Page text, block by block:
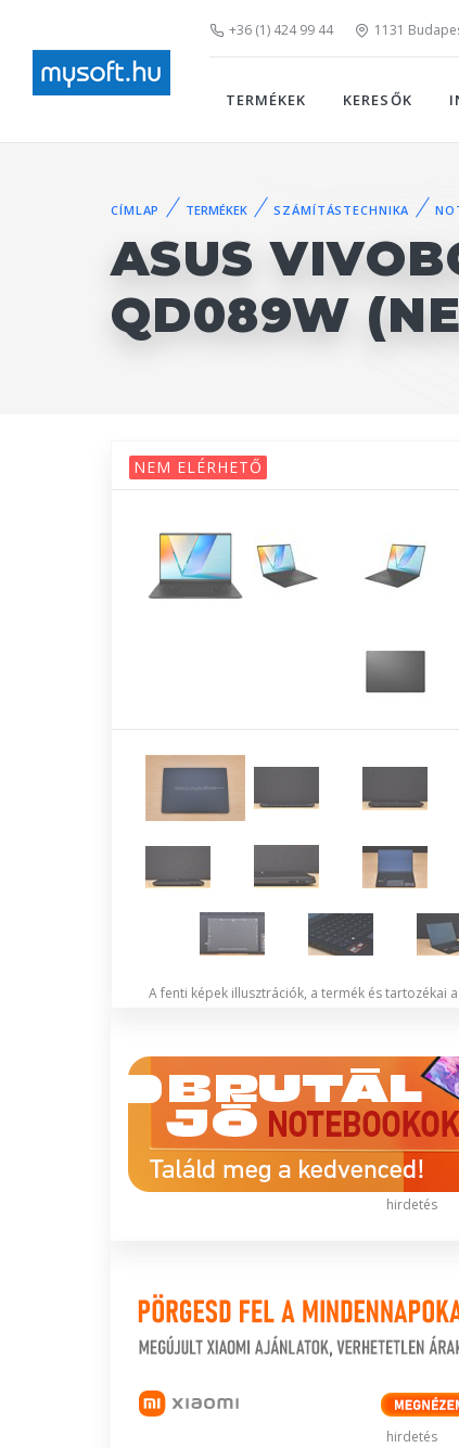
+36 (1) 424 99 44 1131
TERMÉKEK KERESŐK
CÍMLAP TERMÉKEK SZÁMÍTÁSTECHNIKA
ASUS
QD089W
NEM ELÉRHETŐ
A fenti képek illusztrációk, a termék és tartozékai
hirdetés
hirdetés